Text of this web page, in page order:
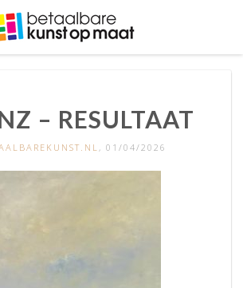
– RESULTAAT
, 01/04/2026
bij
10 gebaseerd op 2045 reviews.